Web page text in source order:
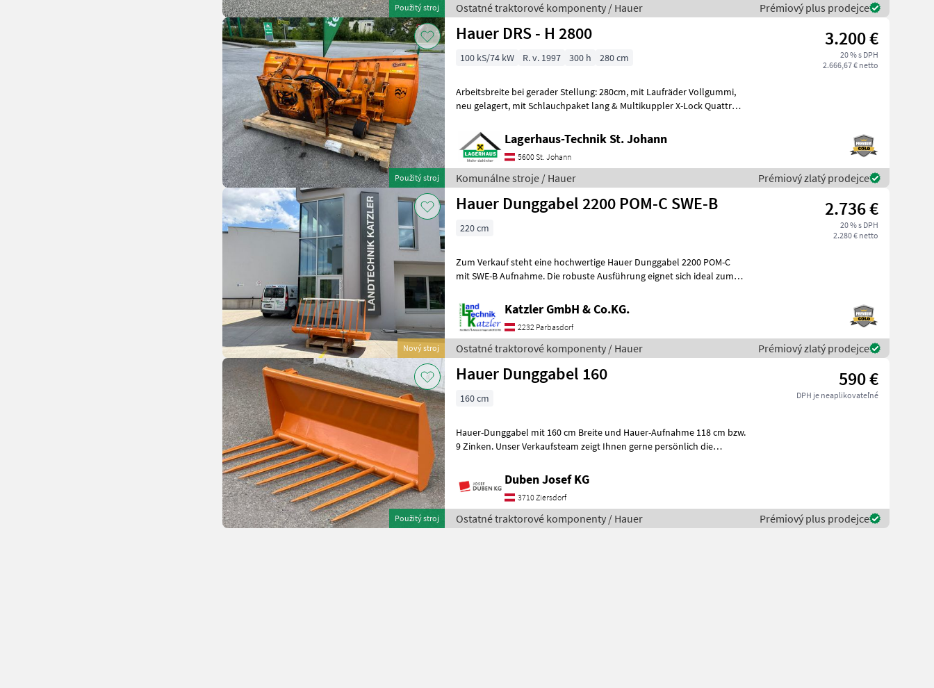
Použitý stroj Ostatné traktorové komponenty / Hauer Prémiový plus prodejce
Použitý stroj
Hauer DRS - H 2800 3.200 €
20 % s DPH
2.666,67 € netto
100 kS/74 kW R. v. 1997 300 h 280 cm
Arbeitsbreite bei gerader Stellung: 280cm, mit Laufräder Vollgummi,
neu gelagert, mit Schlauchpaket lang & Multikuppler X-Lock Quattro
Lagerhaus-Technik St. Johann
5600 St. Johann
Komunálne stroje / Hauer Prémiový zlatý prodejce
Nový stroj
Hauer Dunggabel 2200 POM-C SWE-B 2.736 €
20 % s DPH
2.280 € netto
220 cm
Zum Verkauf steht eine hochwertige Hauer Dunggabel 2200 POM-C
mit SWE-B Aufnahme. Die robuste Ausführung eignet sich ideal zum
Katzler GmbH & Co.KG.
2232 Parbasdorf
Ostatné traktorové komponenty / Hauer Prémiový zlatý prodejce
Použitý stroj
Hauer Dunggabel 160 590 €
DPH je neaplikovateľné
160 cm
Hauer-Dunggabel mit 160 cm Breite und Hauer-Aufnahme 118 cm bzw.
9 Zinken. Unser Verkaufsteam zeigt Ihnen gerne persönlich die
Duben Josef KG
3710 Ziersdorf
Ostatné traktorové komponenty / Hauer Prémiový plus prodejce